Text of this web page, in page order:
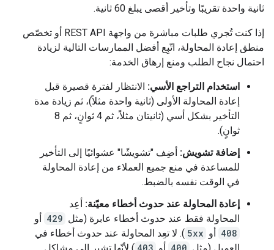
ثانية واحدة تقريبًا وتأخير أقصى يبلغ 60 ثانية.
إذا كنت تُجري طلبات مباشرة من واجهة REST API أو تخصّص
منطق إعادة المحاولة، اتّبِع أفضل الممارسات التالية لزيادة
احتمال نجاح الطلب ومنع إرهاق الخدمة:
استخدام التراجع الأسي: الانتظار لفترة قصيرة قبل
إعادة المحاولة الأولى (ثانية واحدة مثلاً)، ثم زيادة مدة
التأخير بشكل أسي (ثانيتان مثلاً، ثم 4 ثوانٍ، ثم 8
ثوانٍ).
إضافة تشويش: أضِف "تشويشًا" عشوائيًا إلى التأخير
للمساعدة في منع جميع العملاء من إعادة المحاولة
في الوقت نفسه بالضبط.
إعادة المحاولة عند حدوث أخطاء معيّنة: أعِد
المحاولة فقط عند حدوث أخطاء عابرة (مثل 429 أو
408 أو 5xx ). لا تعِد المحاولة عند حدوث أخطاء في